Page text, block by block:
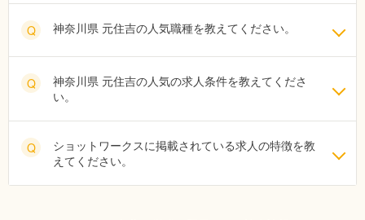
Q 神奈川県 元住吉の人気職種を教えてください。
Q
神奈川県 元住吉の人気の求人条件を教えてくださ
い。
Q
ショットワークスに掲載されている求人の特徴を教
えてください。